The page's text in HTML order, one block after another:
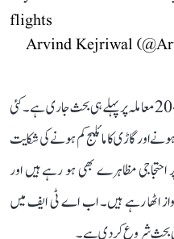
flights
قابل ذکر ہے کہ ایتھنول ملے پٹرول یعنی ای-20 معاملہ پر پہلے ہی بحث جاری ہے۔ کئی
خراب ہونے اور گاڑی کا مائلیج کم ہونے کی شکایت
سڑکوں پر احتجاجی مظاہرے بھی ہو رہے ہیں اور
اٹھا رہے ہیں۔ اب اے ٹی ایف میں
بحث شروع کر دی ہے۔